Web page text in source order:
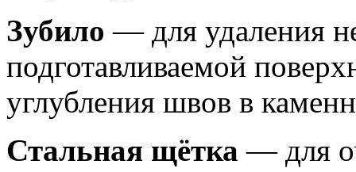
Зубило — для удаления
подготавливаемой
углубления швов в
Стальная щётка — для